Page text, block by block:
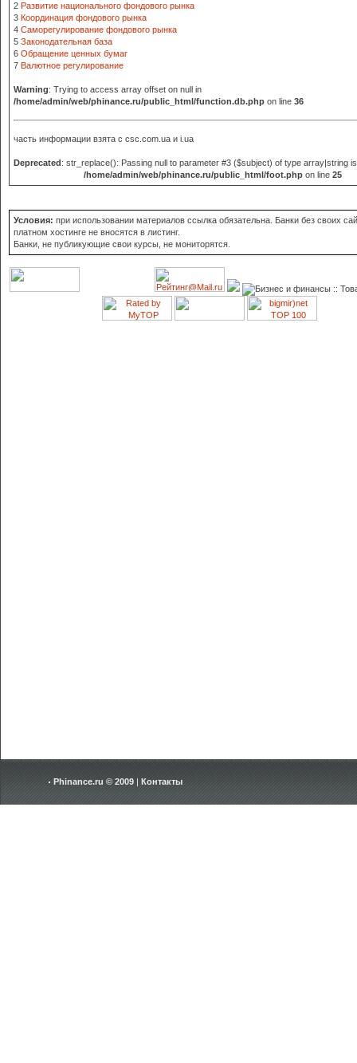
2 Развитие национального фондового рынка
3 Координация фондового рынка
4 Саморегулирование фондового рынка
5 Законодательная база
6 Обращение ценных бумаг
7 Валютное регулирование
Warning: Trying to access array offset on null in
/home/admin/web/phinance.ru/public_html/function.db.php on line 36
часть информации взята с csc.com.ua и i.ua
Deprecated: str_replace(): Passing null to parameter #3 ($subject) of type array|string
/home/admin/web/phinance.ru/public_html/foot.php on line 25
Условия: при использовании материалов ссылка обязательна. Банки без своих
платном хостинге не вносятся в листинг.
Банки, не публикующие свои курсы, не мониторятся.
Phinance.ru © 2009 | Контакты